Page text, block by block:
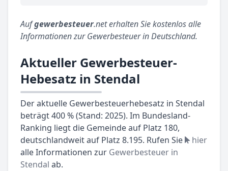
Aufgewerbesteuer.net erhalten Sie kostenlos alle
Informationen zur Gewerbesteuer in Deutschland.
Aktueller Gewerbesteuer-
Hebesatz in Stendal
Der aktuelle Gewerbesteuerhebesatz in Stendal
beträgt 400 % (Stand: 2025). Im Bundesland-
Ranking liegt die Gemeinde auf Platz 180,
deutschlandweit auf Platz 8.195. Rufen Sie
hier
alle Informationen zur Gewerbesteuer in
Stendal ab.